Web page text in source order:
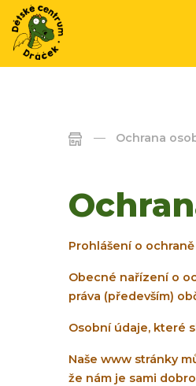
Ochrana
Prohlášení o
Obecné nařízení o
práva (především)
Osobní údaje, které
Naše www stránky
že nám je sami